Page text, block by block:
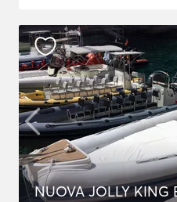
NUOVA JOLLY KING